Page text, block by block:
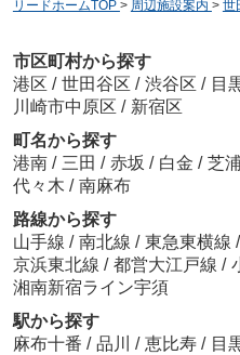
リードホームTOP > 周辺施設案内 > 世
市区町村から探す
港区 / 世田谷区 / 渋谷区 / 目
川崎市中原区 / 新宿区
町名から探す
港南 / 三田 / 赤坂 / 白金 / 芝浦
代々木 / 南麻布
路線から探す
山手線 / 南北線 / 東急東横線 /
京浜東北線 / 都営大江戸線 /
湘南新宿ライン宇須
駅から探す
麻布十番 / 品川 / 恵比寿 / 目